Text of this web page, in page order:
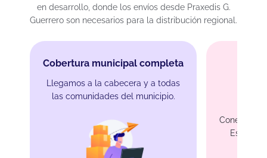
en desarrollo, donde los envíos desde Praxedis G.
Guerrero son necesarios para la distribución regional.
Cobertura municipal completa
Llegamos a la cabecera y a todas
las comunidades del municipio.
Conecta
Estados